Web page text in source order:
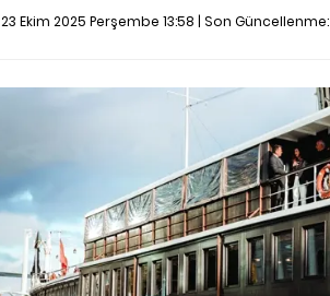
23 Ekim 2025 Perşembe 13:58 | Son Güncellenme: